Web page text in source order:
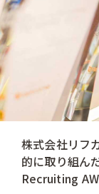
株式会社リフ
的に取り組ん
Recruiting